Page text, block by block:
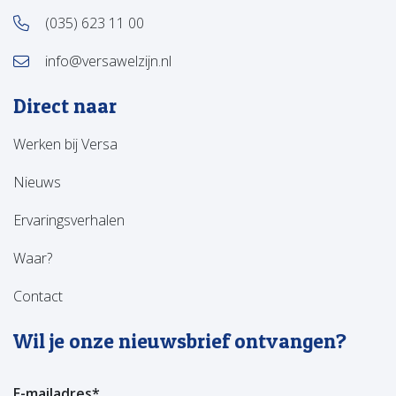
(035) 623 11 00
info@versawelzijn.nl
Direct naar
Werken bij Versa
Nieuws
Ervaringsverhalen
Waar?
Contact
Wil je onze nieuwsbrief ontvangen?